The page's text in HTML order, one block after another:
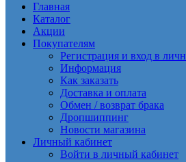
Главная
Каталог
Акции
Покупателям
Регистрация и вход в
Информация
Как заказать
Доставка и оплата
Обмен / возврат брака
Дропшиппинг
Новости магазина
Личный кабинет
Войти в личный кабинет